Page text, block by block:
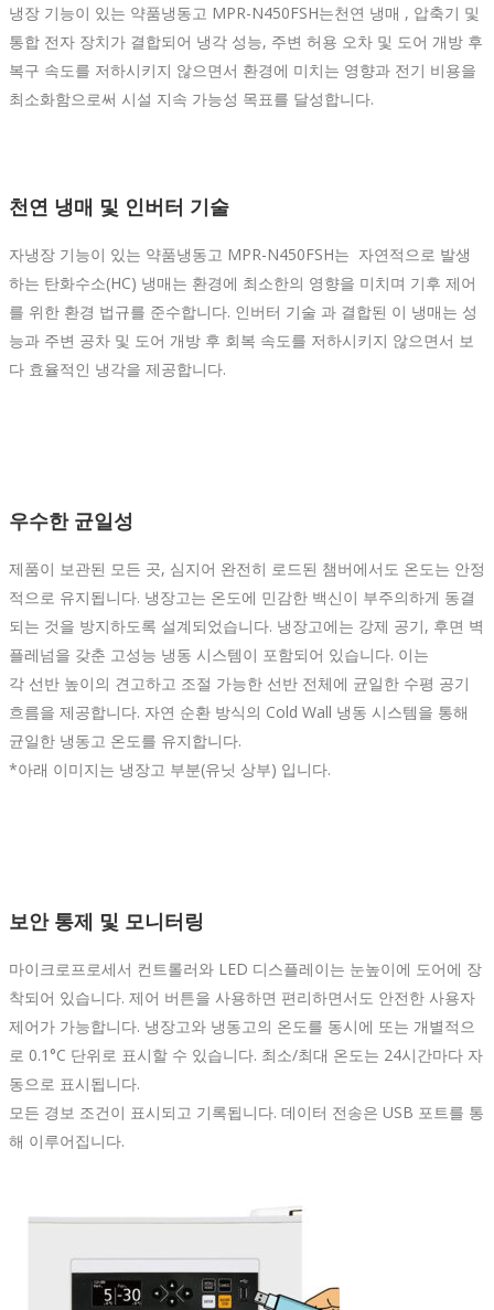
냉장 기능이 있는 약품냉동고 MPR-N450FSH는천연 냉매 , 압축기 및
통합 전자 장치가 결합되어 냉각 성능, 주변 허용 오차 및 도어 개방 후
복구 속도를 저하시키지 않으면서 환경에 미치는 영향과 전기 비용을
최소화함으로써 시설 지속 가능성 목표를 달성합니다.
천연 냉매 및 인버터 기술
자냉장 기능이 있는 약품냉동고 MPR-N450FSH는 자연적으로 발생
하는 탄화수소(HC) 냉매는 환경에 최소한의 영향을 미치며 기후 제어
를 위한 환경 법규를 준수합니다. 인버터 기술 과 결합된 이 냉매는 성
능과 주변 공차 및 도어 개방 후 회복 속도를 저하시키지 않으면서 보
다 효율적인 냉각을 제공합니다.
우수한 균일성
제품이 보관된 모든 곳, 심지어 완전히 로드된 챔버에서도 온도는 안정
적으로 유지됩니다. 냉장고는 온도에 민감한 백신이 부주의하게 동결
되는 것을 방지하도록 설계되었습니다. 냉장고에는 강제 공기, 후면 벽
플레넘을 갖춘 고성능 냉동 시스템이 포함되어 있습니다. 이는
각 선반 높이의 견고하고 조절 가능한 선반 전체에 균일한 수평 공기
흐름을 제공합니다. 자연 순환 방식의 Cold Wall 냉동 시스템을 통해
균일한 냉동고 온도를 유지합니다.
*아래 이미지는 냉장고 부분(유닛 상부) 입니다.
보안 통제 및 모니터링
마이크로프로세서 컨트롤러와 LED 디스플레이는 눈높이에 도어에 장
착되어 있습니다. 제어 버튼을 사용하면 편리하면서도 안전한 사용자
제어가 가능합니다. 냉장고와 냉동고의 온도를 동시에 또는 개별적으
로 0.1°C 단위로 표시할 수 있습니다. 최소/최대 온도는 24시간마다 자
동으로 표시됩니다.
모든 경보 조건이 표시되고 기록됩니다. 데이터 전송은 USB 포트를 통
해 이루어집니다.